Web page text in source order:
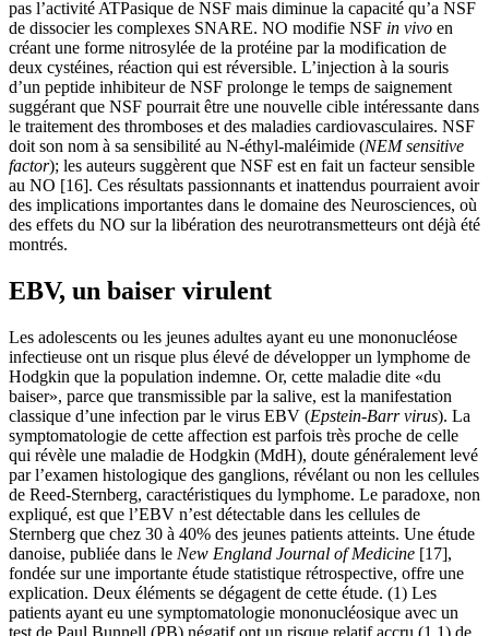
pas l’activité ATPasique de NSF mais diminue la capacité qu’a NSF
de dissocier les complexes SNARE. NO modifie NSF in vivo en
créant une forme nitrosylée de la protéine par la modification de
deux cystéines, réaction qui est réversible. L’injection à la souris
d’un peptide inhibiteur de NSF prolonge le temps de saignement
suggérant que NSF pourrait être une nouvelle cible intéressante dans
le traitement des thromboses et des maladies cardiovasculaires. NSF
doit son nom à sa sensibilité au N-éthyl-maléimide (NEM sensitive
factor); les auteurs suggèrent que NSF est en fait un facteur sensible
au NO [16]. Ces résultats passionnants et inattendus pourraient avoir
des implications importantes dans le domaine des Neurosciences, où
des effets du NO sur la libération des neurotransmetteurs ont déjà été
montrés.
EBV, un baiser virulent
Les adolescents ou les jeunes adultes ayant eu une mononucléose
infectieuse ont un risque plus élevé de développer un lymphome de
Hodgkin que la population indemne. Or, cette maladie dite «du
baiser», parce que transmissible par la salive, est la manifestation
classique d’une infection par le virus EBV (Epstein-Barr virus). La
symptomatologie de cette affection est parfois très proche de celle
qui révèle une maladie de Hodgkin (MdH), doute généralement levé
par l’examen histologique des ganglions, révélant ou non les cellules
de Reed-Sternberg, caractéristiques du lymphome. Le paradoxe, non
expliqué, est que l’EBV n’est détectable dans les cellules de
Sternberg que chez 30 à 40% des jeunes patients atteints. Une étude
danoise, publiée dans le New England Journal of Medicine [17],
fondée sur une importante étude statistique rétrospective, offre une
explication. Deux éléments se dégagent de cette étude. (1) Les
patients ayant eu une symptomatologie mononucléosique avec un
test de Paul Bunnell (PB) négatif ont un risque relatif accru (1,1) de